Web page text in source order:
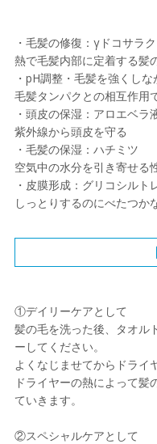
・⽑髪の修復：γドコサラ
熱で⽑髪内部に定着する髪
・pH調整・⽑髪を強くし
⽑髪タンパクとの相互作⽤
・頭⽪の保湿：アロエベラ
紫外線から頭⽪を守る
・⽑髪の保湿：ハチミツ
空気中の⽔分を引き寄せる
・⽪膜形成：グリコシル
しっとりするのにべたつか
①デイリーケアとして
髪の⽑を洗った後、タオル
ーしてください。
よくなじませてからドライ
ドライヤーの熱によって
ていきます。
②スペシャルケアとして